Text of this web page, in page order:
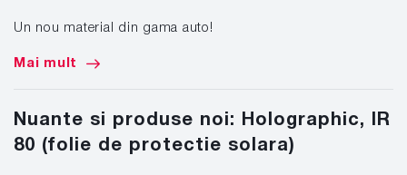
Un nou material din gama auto!
Mai mult
Nuante si produse noi: Holographic, IR
80 (folie de protectie solara)